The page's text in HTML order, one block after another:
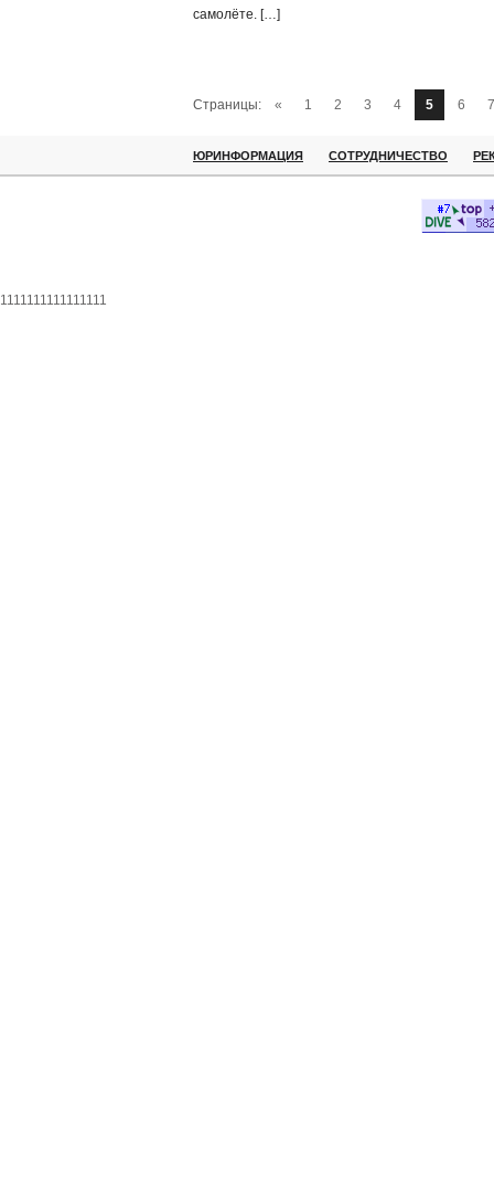
самолёте. […]
Страницы: « 1 2 3 4 5 6 7
ЮРИНФОРМАЦИЯ СОТРУДНИЧЕСТВО
1111111111111111